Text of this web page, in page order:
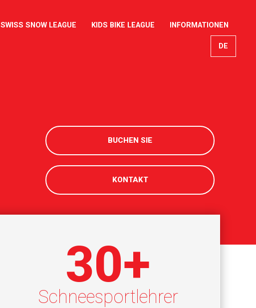
SWISS SNOW LEAGUE KIDS BIKE LEAGUE INFORMATIONEN
DE
BUCHEN SIE
KONTAKT
Schneesportlehrer
30+